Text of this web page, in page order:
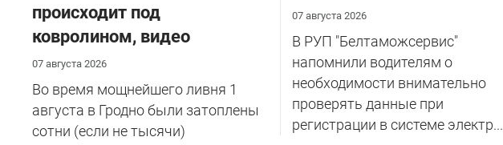
происходит под
ковролином, видео
07 августа 2026
Во время мощнейшего ливня 1
августа в Гродно были затоплены
сотни (если не тысячи)
07 августа 2026
В РУП "Белтаможсервис"
напомнили водителям о
необходимости внимательно
проверять данные при
регистрации в системе электр...